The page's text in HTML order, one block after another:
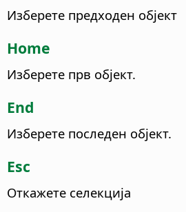
Изберете предходен објект
Home
Изберете прв објект.
End
Изберете последен објект.
Esc
Откажете селекција